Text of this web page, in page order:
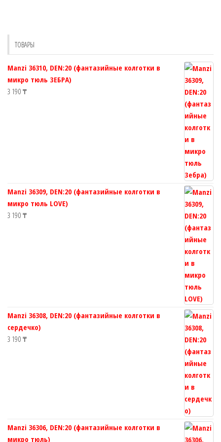
товара.
ТОВАРЫ
Manzi 36310, DEN:20 (фантазийные колготки в
микро тюль ЗЕБРА)
3 190 ₸
Manzi 36309, DEN:20 (фантазийные колготки в
микро тюль LOVE)
3 190 ₸
Manzi 36308, DEN:20 (фантазийные колготки в
сердечко)
3 190 ₸
Manzi 36306, DEN:20 (фантазийные колготки в
микро тюль)